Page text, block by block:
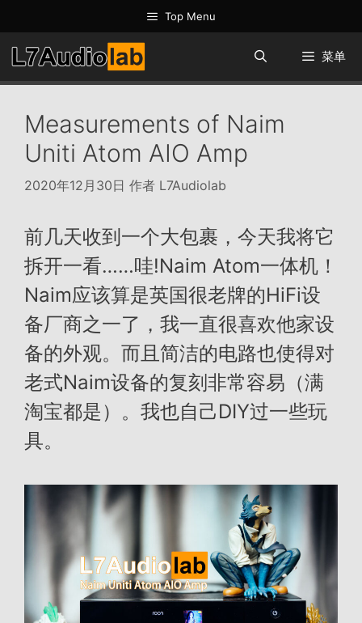
至
内
容
Top Menu
菜单
Measurements of Naim
Uniti Atom AIO Amp
2020年12月30日 作者 L7Audiolab
前几天收到一个大包裹，今天我将它
拆开一看……哇!Naim Atom一体机！
Naim应该算是英国很老牌的HiFi设
备厂商之一了，我一直很喜欢他家设
备的外观。而且简洁的电路也使得对
老式Naim设备的复刻非常容易（满
淘宝都是）。我也自己DIY过一些玩
具。